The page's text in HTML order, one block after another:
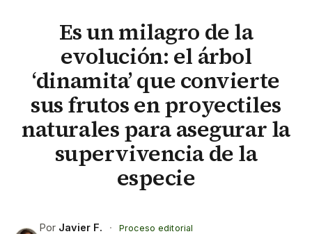
Es un milagro de la
evolución: el árbol
‘dinamita’ que convierte
sus frutos en proyectiles
naturales para asegurar la
supervivencia de la
especie
Por Javier F. ·
Proceso editorial